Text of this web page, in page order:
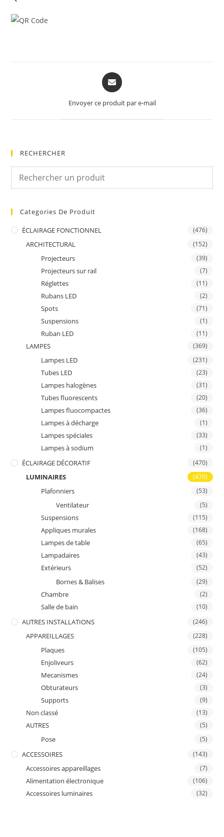
Opens
in
new
Envoyer ce produit par e-mail
RECHERCHER
Categories De Produit
ÉCLAIRAGE FONCTIONNEL (476)
ARCHITECTURAL (152)
Projecteurs (39)
Projecteurs sur rail (7)
Réglettes (11)
Rubans LED (2)
Spots (71)
Suspensions (1)
Ruban LED (11)
LAMPES (369)
Lampes LED (231)
Tubes LED (23)
Lampes halogènes (31)
Tubes fluorescents (20)
Lampes fluocompactes (36)
Lampes à décharge (1)
Lampes spéciales (33)
Lampes à sodium (1)
ÉCLAIRAGE DÉCORATIF (470)
LUMINAIRES (470)
Plafonniers (53)
Ventilateur (5)
Suspensions (115)
Appliques murales (168)
Lampes de table (65)
Lampadaires (43)
Extérieurs (52)
Bornes & Balises (29)
Chambre (2)
Salle de bain (10)
AUTRES INSTALLATIONS (246)
APPAREILLAGES (228)
Plaques (105)
Enjoliveurs (62)
Mecanismes (24)
Obturateurs (3)
Supports (9)
Non classé (13)
AUTRES (5)
Pose (5)
ACCESSOIRES (143)
Accessoires appareillages (7)
Alimentation électronique (106)
Accessoires luminaires (32)